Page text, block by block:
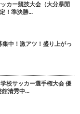
カー競技大会（大分県開
！準決勝...
中！激アツ！盛り上がっ
校サッカー選手権大会 優
館清秀中...